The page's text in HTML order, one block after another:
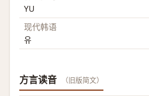
YU
现代韩语
유
方言读音 （旧版简文）